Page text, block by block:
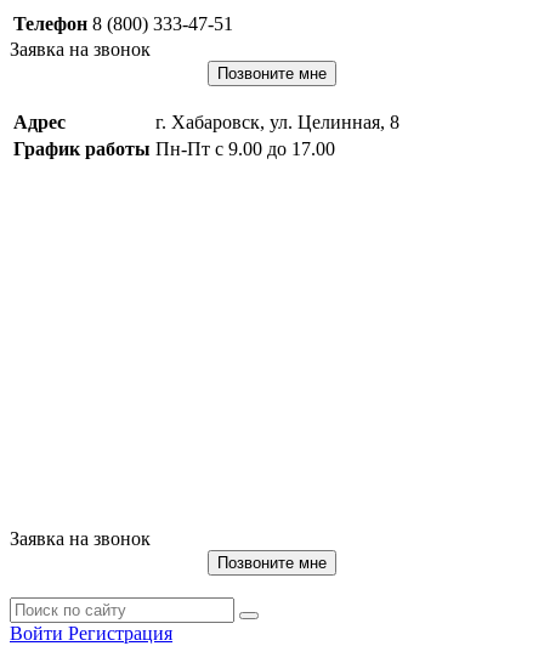
Телефон 8 (800) 333-47-51
Заявка на звонок
Позвоните мне
Адрес
г. Хабаровск, ул. Целинная, 8
График работы Пн-Пт с 9.00 до 17.00
Заявка на звонок
Позвоните мне
Войти Регистрация